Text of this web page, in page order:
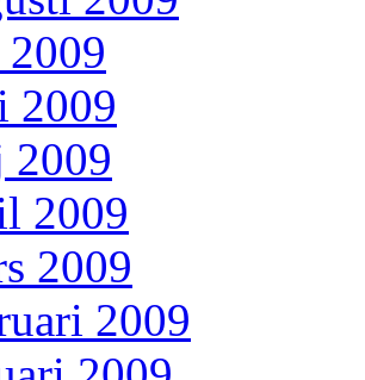
2009
2009
2009
2009
2009